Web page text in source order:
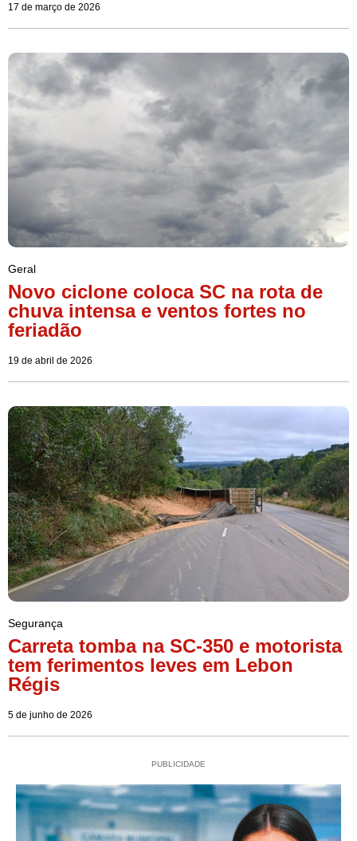
17 de março de 2026
Geral
Novo ciclone coloca SC na rota de
chuva intensa e ventos fortes no
feriadão
19 de abril de 2026
Segurança
Carreta tomba na SC-350 e motorista
tem ferimentos leves em Lebon
Régis
5 de junho de 2026
PUBLICIDADE